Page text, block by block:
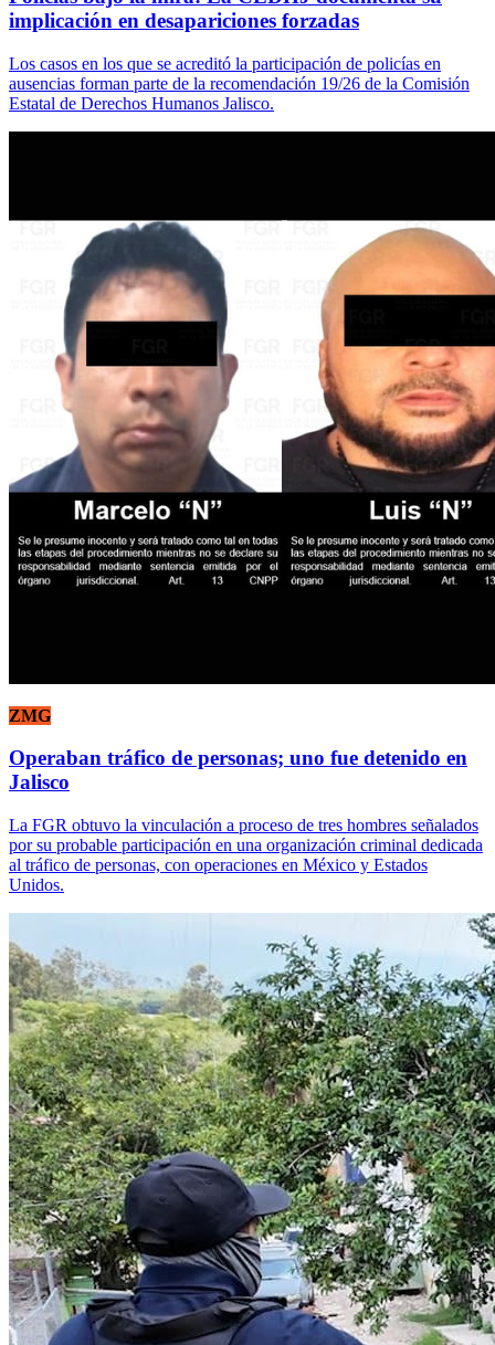
implicación en desapariciones forzadas
Los casos en los que se acreditó la participación de policías en
ausencias forman parte de la recomendación 19/26 de la Comisión
Estatal de Derechos Humanos Jalisco.
ZMG
Operaban tráfico de personas; uno fue detenido en
Jalisco
La FGR obtuvo la vinculación a proceso de tres hombres señalados
por su probable participación en una organización criminal dedicada
al tráfico de personas, con operaciones en México y Estados
Unidos.